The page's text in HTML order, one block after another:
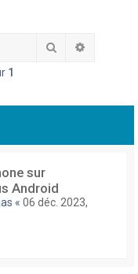
h
r
Rechercher
1
sur
Android
« 06 déc. 2023,